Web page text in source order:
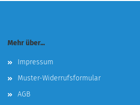
Mehr über...
Impressum
Muster-Widerrufsformular
AGB